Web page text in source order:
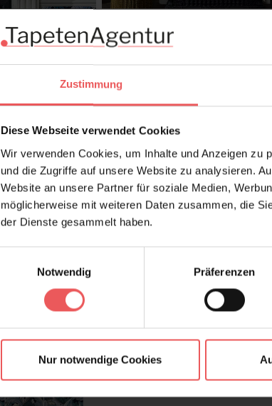
Zustimmung
Diese Webseite verwendet Cookies
Wir verwenden Cookies, um Inhalte und Anzeigen zu
und die Zugriffe auf unsere Website zu analysieren.
Website an unsere Partner für soziale Medien,
möglicherweise mit weiteren Daten zusammen, die
der Dienste gesammelt haben.
Notwendig
Präferenzen
Nur notwendige Cookies